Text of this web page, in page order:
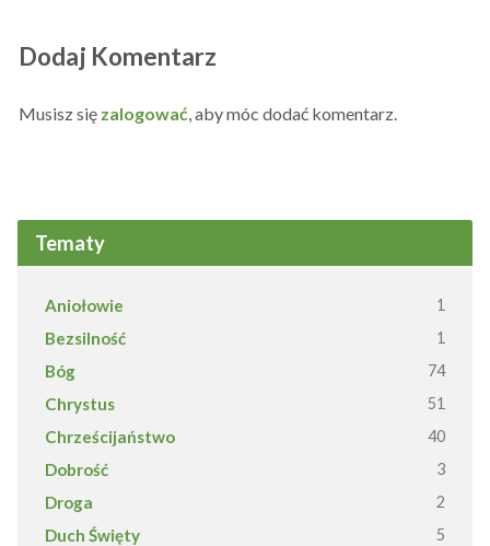
Dodaj Komentarz
Musisz się zalogować , aby móc dodać komentarz.
Tematy
Aniołowie 1
Bezsilność 1
Bóg 74
Chrystus 51
Chrześcijaństwo 40
Dobrość 3
Droga 2
Duch Święty 5